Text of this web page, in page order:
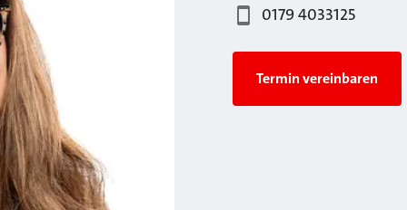
0179 4033125
Termin vereinbaren